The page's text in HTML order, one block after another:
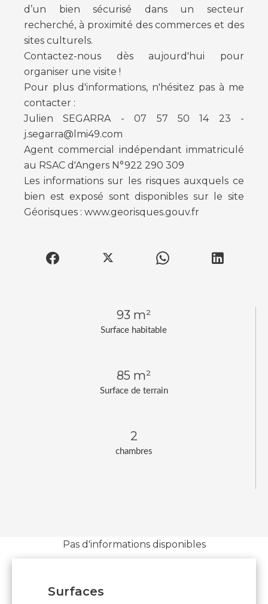
Surface habitable
93 m²
Surface de terrain
85 m²
chambres
2
d’un bien sécurisé dans un secteur
recherché, à proximité des commerces et des
sites culturels.
Contactez-nous dès aujourd'hui pour
organiser une visite !
Pour plus d'informations, n'hésitez pas à me
contacter :
Julien SEGARRA - 07 57 50 14 23 -
j.segarra@lmi49.com
Agent commercial indépendant immatriculé
au RSAC d'Angers N°922 290 309
Les informations sur les risques auxquels ce
bien est exposé sont disponibles sur le site
Géorisques : www.georisques.gouv.fr
Pas d'informations disponibles
Surfaces